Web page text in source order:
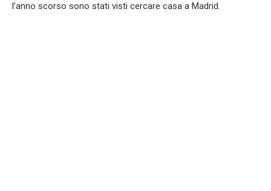
l’anno scorso sono stati visti cercare casa a Madrid.